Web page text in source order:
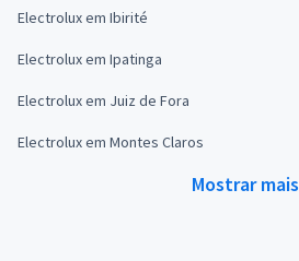
Electrolux em Ibirité
Electrolux em Ipatinga
Electrolux em Juiz de Fora
Electrolux em Montes Claros
Mostrar mais